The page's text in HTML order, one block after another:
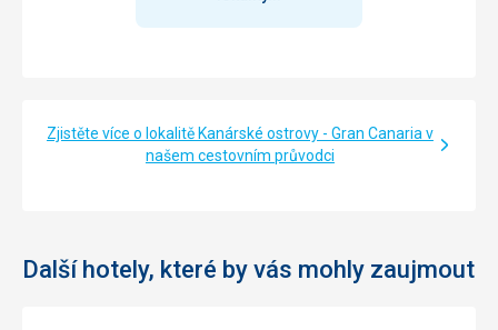
Zjistěte více o lokalitě Kanárské ostrovy - Gran Canaria v
našem cestovním průvodci
Další hotely, které by vás mohly zaujmout